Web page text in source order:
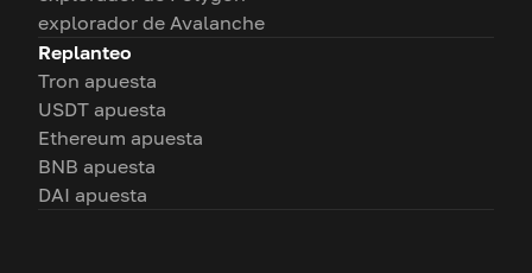
explorador de Avalanche
Replanteo
Tron apuesta
USDT apuesta
Ethereum apuesta
BNB apuesta
DAI apuesta